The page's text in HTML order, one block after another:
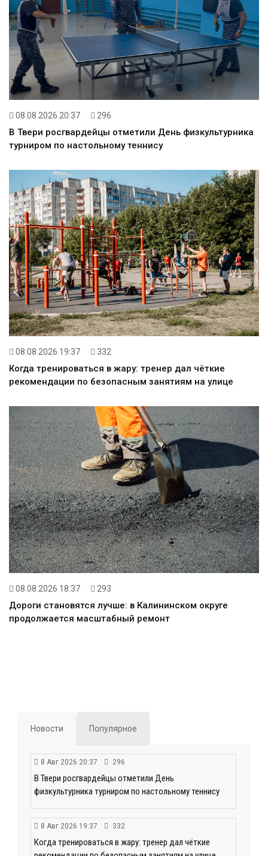
08.08.2026 20:37 296
В Твери росгвардейцы отметили День физкультурника
турниром по настольному теннису
08.08.2026 19:37 332
Когда тренироваться в жару: тренер дал чёткие
рекомендации по безопасным занятиям на улице
08.08.2026 18:37 293
Дороги становятся лучше: в Калининском округе
продолжается масштабный ремонт
Новости Популярное
8 Авг 2026 20:37 296
В Твери росгвардейцы отметили День
физкультурника турниром по настольному теннису
8 Авг 2026 19:37 332
Когда тренироваться в жару: тренер дал чёткие